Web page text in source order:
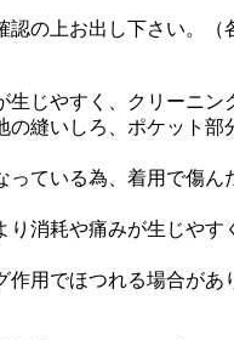
の上お出し下さい。
じやすく、クリーニン
縫いしろ、ポケット
ている為、着用で傷
消耗や痛みが生じや
用でほつれる場合があ